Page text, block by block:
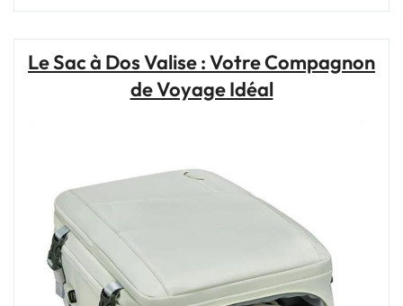
Compagnon
un
Sac
Le Sac à Dos Valise : Votre Compagnon
de Voyage Idéal